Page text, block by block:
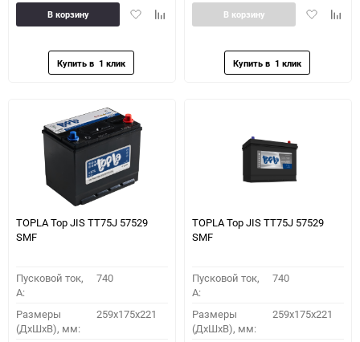
ДобавитьДобавить
В корзину
Добавить
В корзину
TOPLA Top JIS TT75J 57529
SMF
Пусковой ток,
A:
740
Размеры
(ДхШхВ), мм:
259x175x221
TOPLA Top JIS TT75J 57529
SMF
Пусковой ток,
A:
740
Размеры
(ДхШхВ), мм:
259x175x221